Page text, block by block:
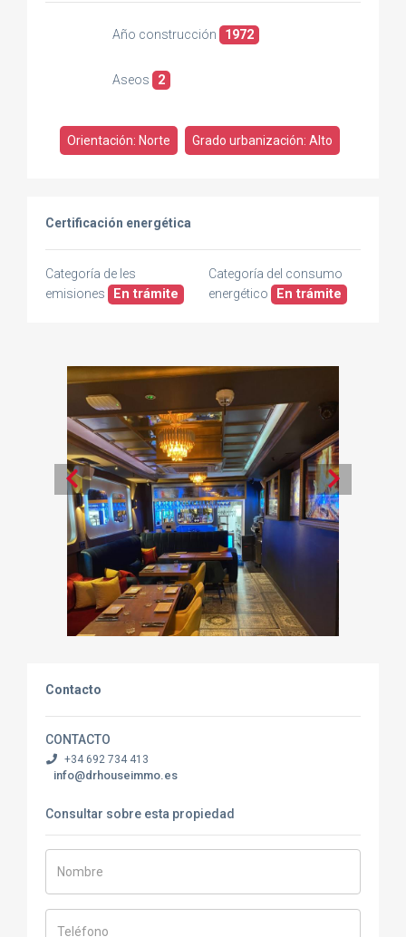
Año construcción 1972
Aseos 2
Orientación: Norte Grado urbanización: Alto
Certificación energética
Categoría de les
emisiones
En trámite
Categoría del consumo
energético
En trámite
Contacto
CONTACTO
+34 692 734 413
info@drhouseimmo.es
Consultar sobre esta propiedad